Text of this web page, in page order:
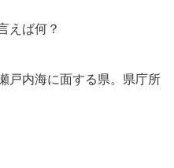
えば何？
戸内海に面する県。県庁所